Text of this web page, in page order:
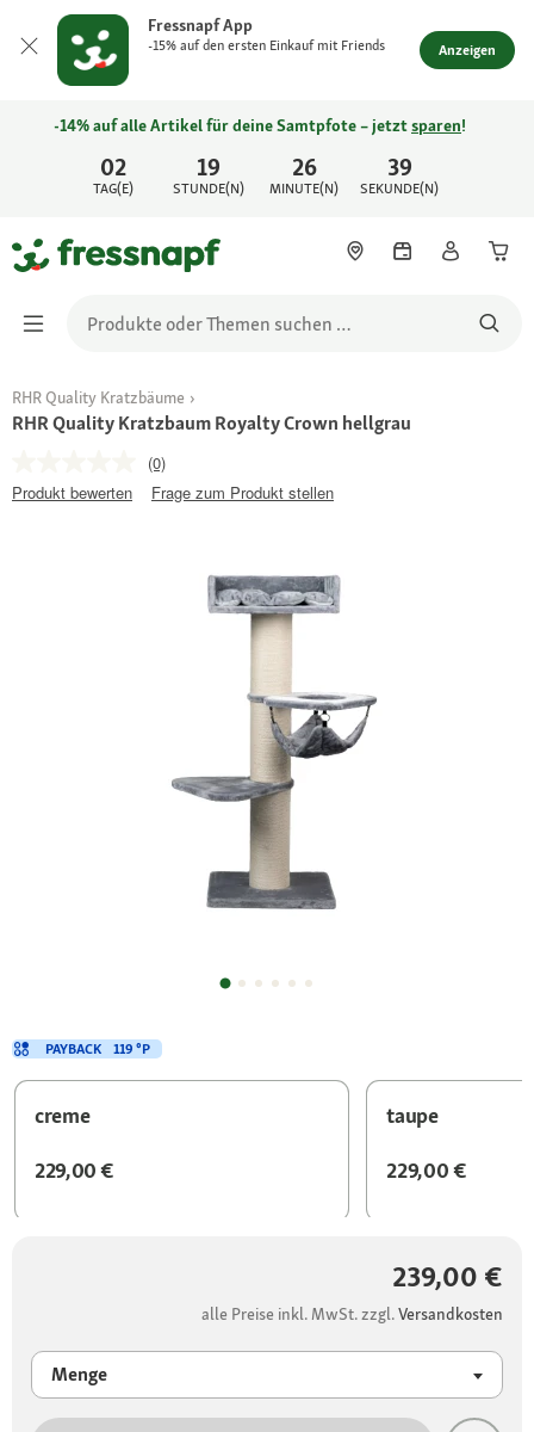
Fressnapf App
-15% auf den ersten Einkauf mit Friends Anzeigen
02
TAG(E)
19
STUNDE(N)
26
MINUTE(N)
39
SEKUNDE(N)
-14% auf alle Artikel für deine Samtpfote – jetztsparen!
RHR Quality Kratzbäume
RHR Quality Kratzbaum Royalty Crown hellgrau
(0)
Produkt bewerten
Frage zum Produkt stellen
creme
229,00 €
taupe
229,00 €
239,00 €
alle Preise inkl. MwSt. zzgl.Versandkosten
Menge
PAYBACK 119 °P